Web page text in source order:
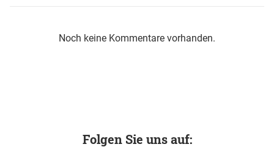
Noch keine Kommentare vorhanden.
Folgen Sie uns auf: